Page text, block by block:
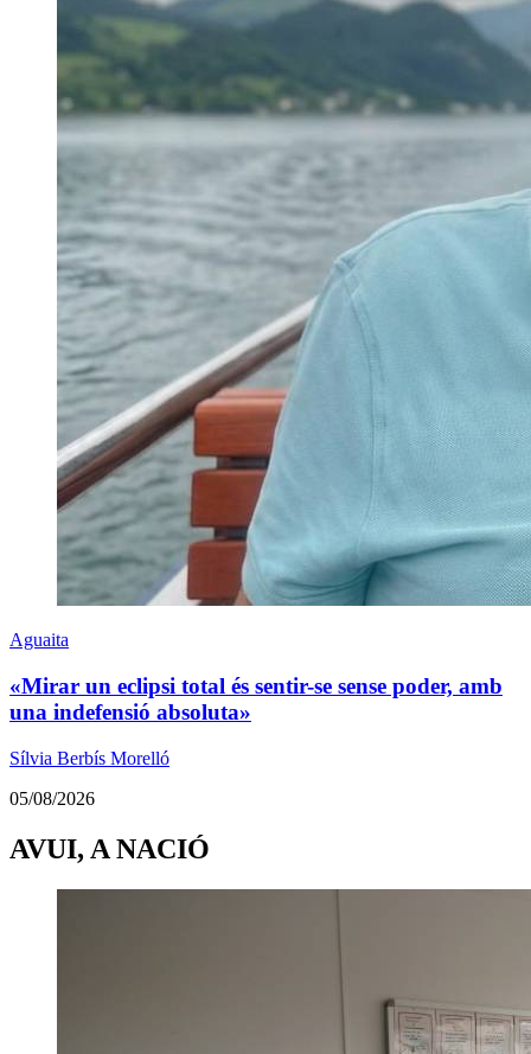
Aguaita
«Mirar un eclipsi total és sentir-se sense poder, amb
una indefensió absoluta»
Sílvia Berbís Morelló
05/08/2026
AVUI, A NACIÓ